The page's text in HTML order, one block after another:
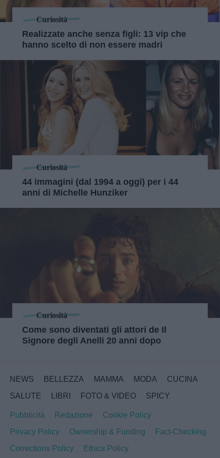
Curiosità
Realizzate anche senza figli: 13 vip che
hanno scelto di non essere madri
Curiosità
44 immagini (dal 1994 a oggi) per i 44
anni di Michelle Hunziker
Curiosità
Come sono diventati gli attori de Il
Signore degli Anelli 20 anni dopo
NEWS BELLEZZA MAMMA MODA
CUCINA
SALUTE
LIBRI FOTO & VIDEO SPICY
Pubblicità Redazione
Cookie Policy
Privacy Policy
Ownership & Funding
Fact-Checking
Corrections Policy
Ethics Policy